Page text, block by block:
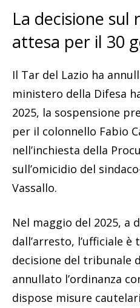
La decisione sul
attesa per il 30
Il Tar del Lazio ha
ministero della Difesa
2025, la sospensione
per il colonnello Fabio
nell’inchiesta della
sull’omicidio del
Vassallo.
Nel maggio del 2025, a
dall’arresto, l’ufficiale
decisione del tribunale
annullato l’ordinanza
dispose misure